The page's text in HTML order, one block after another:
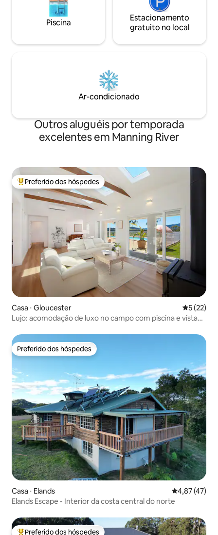
Piscina
Estacionamento
gratuito no local
Ar-condicionado
Outros aluguéis por temporada
excelentes em Manning River
Entre os melhores preferidos dos hóspedes
Preferido dos hóspedes
Casa ⋅ Gloucester 5 de uma
5 (22)
Lujo: acomodação de luxo no campo com piscina e vista
Preferido dos hóspedes
Preferido dos hóspedes
Casa ⋅ Elands 4,87 de uma
4,87 (47)
Elands Escape - Interior da costa central do norte
Preferido dos hóspedes